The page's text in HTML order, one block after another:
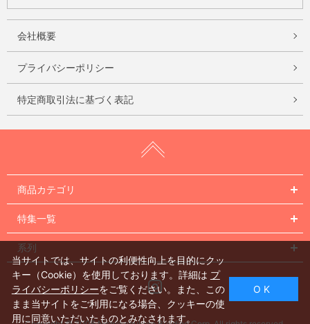
会社概要
プライバシーポリシー
特定商取引法に基づく表記
商品カテゴリ
特集一覧
系列
Instagram
当サイトでは、サイトの利便性向上を目的にクッ
キー（Cookie）を使用しております。詳細は プ
ライバシーポリシーをご覧ください。また、この
まま当サイトをご利用になる場合、クッキーの使
用に同意いただいたものとみなされます。
O K